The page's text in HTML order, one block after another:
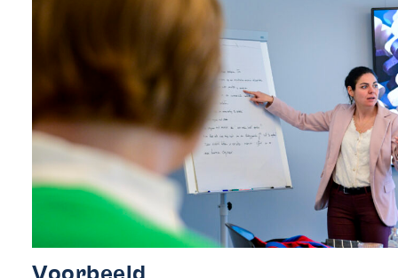
Voorbeeld